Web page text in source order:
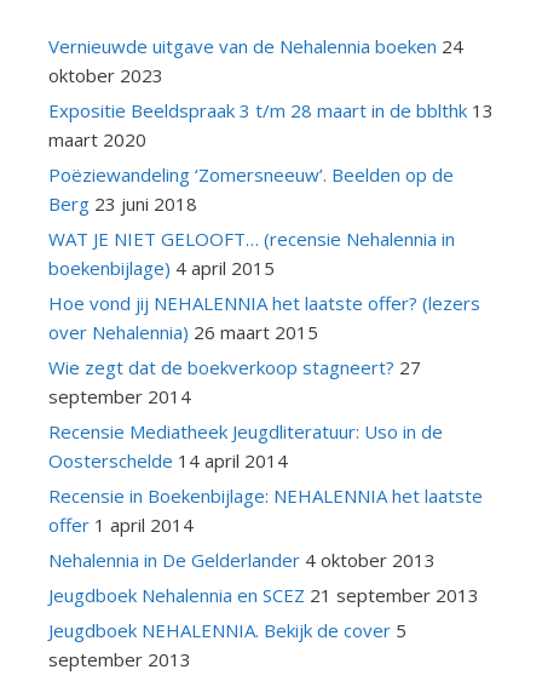
Vernieuwde uitgave van de Nehalennia boeken 24
oktober 2023
Expositie Beeldspraak 3 t/m 28 maart in de bblthk 13
maart 2020
Poëziewandeling ‘Zomersneeuw’. Beelden op de
Berg 23 juni 2018
WAT JE NIET GELOOFT… (recensie Nehalennia in
boekenbijlage) 4 april 2015
Hoe vond jij NEHALENNIA het laatste offer? (lezers
over Nehalennia) 26 maart 2015
Wie zegt dat de boekverkoop stagneert? 27
september 2014
Recensie Mediatheek Jeugdliteratuur: Uso in de
Oosterschelde 14 april 2014
Recensie in Boekenbijlage: NEHALENNIA het laatste
offer 1 april 2014
Nehalennia in De Gelderlander 4 oktober 2013
Jeugdboek Nehalennia en SCEZ 21 september 2013
Jeugdboek NEHALENNIA. Bekijk de cover 5
september 2013